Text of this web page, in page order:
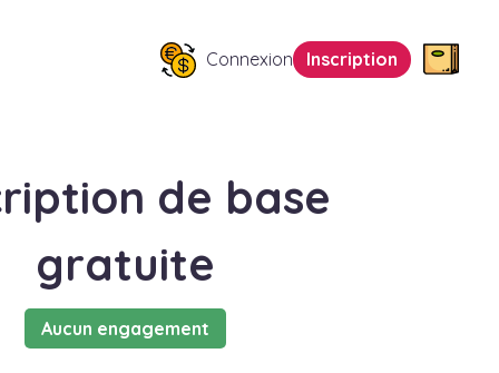
Connexion Inscription
de base
gratuite
Aucun engagement